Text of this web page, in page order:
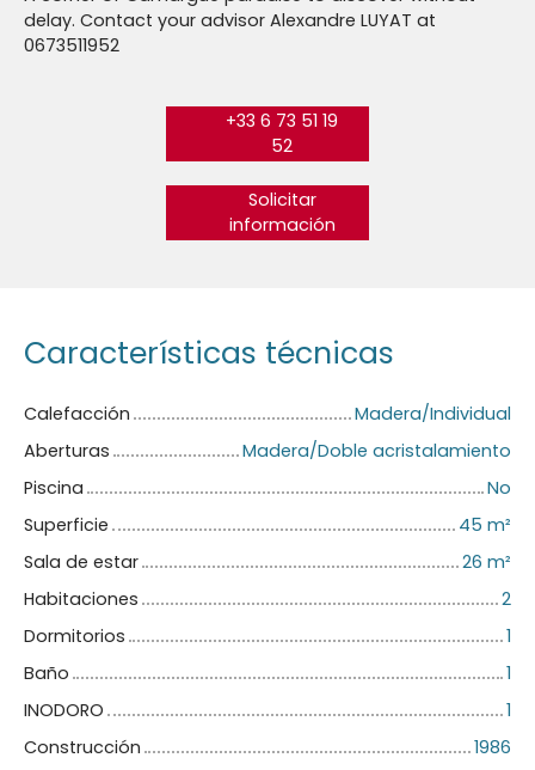
delay. Contact your advisor Alexandre LUYAT at
0673511952
+33 6 73 51 19
52
Solicitar
información
Características técnicas
Calefacción
Madera/Individual
Aberturas
Madera/Doble acristalamiento
Piscina
No
Superficie
45 m²
Sala de estar
26 m²
Habitaciones
2
Dormitorios
1
Baño
1
INODORO
1
Construcción
1986